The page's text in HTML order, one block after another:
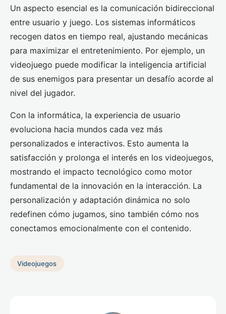
Un aspecto esencial es la comunicación bidireccional
entre usuario y juego. Los sistemas informáticos
recogen datos en tiempo real, ajustando mecánicas
para maximizar el entretenimiento. Por ejemplo, un
videojuego puede modificar la inteligencia artificial
de sus enemigos para presentar un desafío acorde al
nivel del jugador.
Con la informática, la experiencia de usuario
evoluciona hacia mundos cada vez más
personalizados e interactivos. Esto aumenta la
satisfacción y prolonga el interés en los videojuegos,
mostrando el impacto tecnológico como motor
fundamental de la innovación en la interacción. La
personalización y adaptación dinámica no solo
redefinen cómo jugamos, sino también cómo nos
conectamos emocionalmente con el contenido.
Videojuegos